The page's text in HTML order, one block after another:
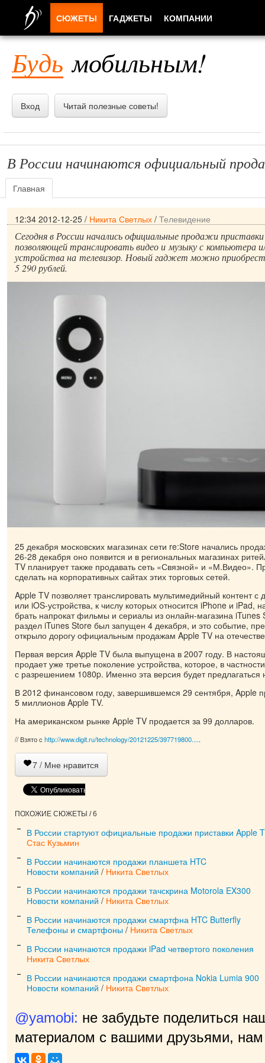
Будь мобильным!
Вход Читай полезные советы!
В России начинаются официальный
Главная
12:34 2012-12-25 / Никита Светлых / Телевидение
Сегодня в России начались официальные продажи
позволяющей транслировать видео и музыку с компьютера
устройства на телевизор. Новый гаджет можно
5 290 рублей.
25 декабря московских магазинах сети re:Store начались
26-28 декабря оно появится и в региональных магазинах
TV планирует также продавать сеть «Связной» и «М.Видео».
сделать на корпоративных сайтах этих торговых сетей.
Apple TV позволяет транслировать мультимедийный контент
или iOS-устройства, к числу которых относится iPhone и iPad,
брать напрокат фильмы и сериалы из онлайн-магазина iTunes
раздел iTunes Store был запущен 4 декабря, и это событие,
открыло дорогу официальным продажам Apple TV на
Первая версия Apple TV была выпущена в 2007 году. В
продает уже третье поколение устройства, которое, в
с разрешением 1080p. Именно эта версия будет предлагаться
В 2012 финансовом году, завершившемся 29 сентября, Apple
5 миллионов Apple TV.
На американском рынке Apple TV продается за 99 долларов.
// Взято с http://www.digit.ru/technology/20121225/397719800.....
7 / Мне нравится
ПОХОЖИЕ СЮЖЕТЫ / 6
В России стартуют официальные продажи приставки Apple
Стас Кузьмин
В России начинаются продажи планшета HTC
Новости компаний / Никита Светлых
В России начинаются продажи тачскрина Motorola EX300
Новости компаний / Никита Светлых
В России начинаются продажи смартфна HTC Butterfly
Телефоны и смартфоны / Никита Светлых
В России начинаются продажи iPad четвертого поколения
Никита Светлых
В России начинаются продажи смартфона Nokia Lumia 900
Новости компаний / Никита Светлых
@yamobi: не забудьте поделиться
материалом с вашими друзьями, нам
приятно!
СЮЖЕТЫ ГАДЖЕТЫ КОМПАНИИ
ПРИЛОЖЕНИЯ